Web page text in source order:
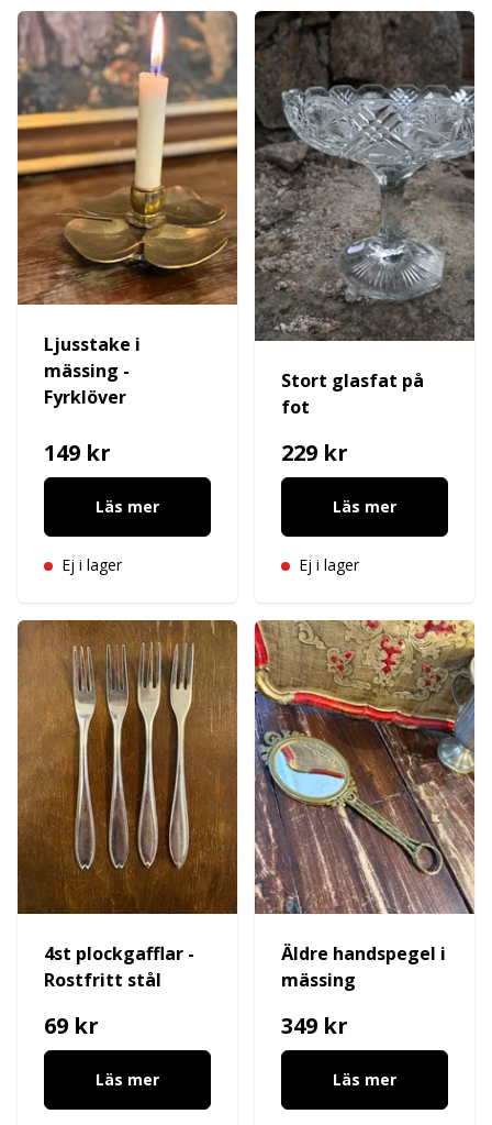
Ljusstake i
mässing -
Fyrklöver
149 kr
Läs mer
Ej i lager
Stort glasfat på
fot
229 kr
Läs mer
Ej i lager
4st plockgafflar -
Rostfritt stål
69 kr
Läs mer
Äldre handspegel i
mässing
349 kr
Läs mer